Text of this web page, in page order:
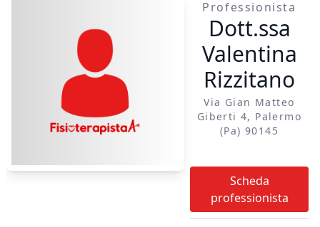
Professionista
Dott.ssa
Valentina
Rizzitano
Via Gian Matteo
Giberti 4, Palermo
(pa) 90145
Scheda
professionista